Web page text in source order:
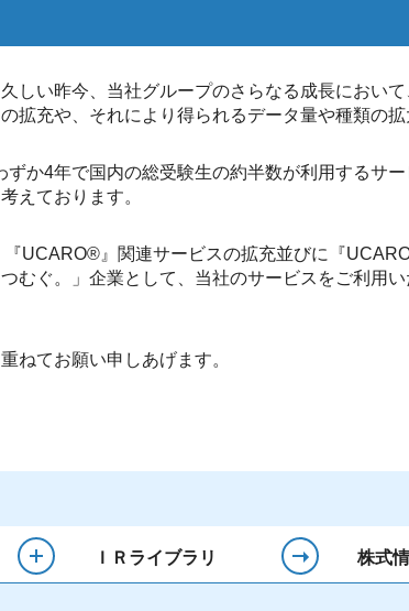
しい昨今、当社グループのさらなる成長におい
拡充や、それにより得られるデータ量や種類の拡
か4年で国内の総受験生の約半数が利用するサ
えております。
UCARO®』関連サービスの拡充並びに『
むぐ。」企業として、当社のサービスをご利用
ねてお願い申しあげます。
ＩＲライブラリ 株式